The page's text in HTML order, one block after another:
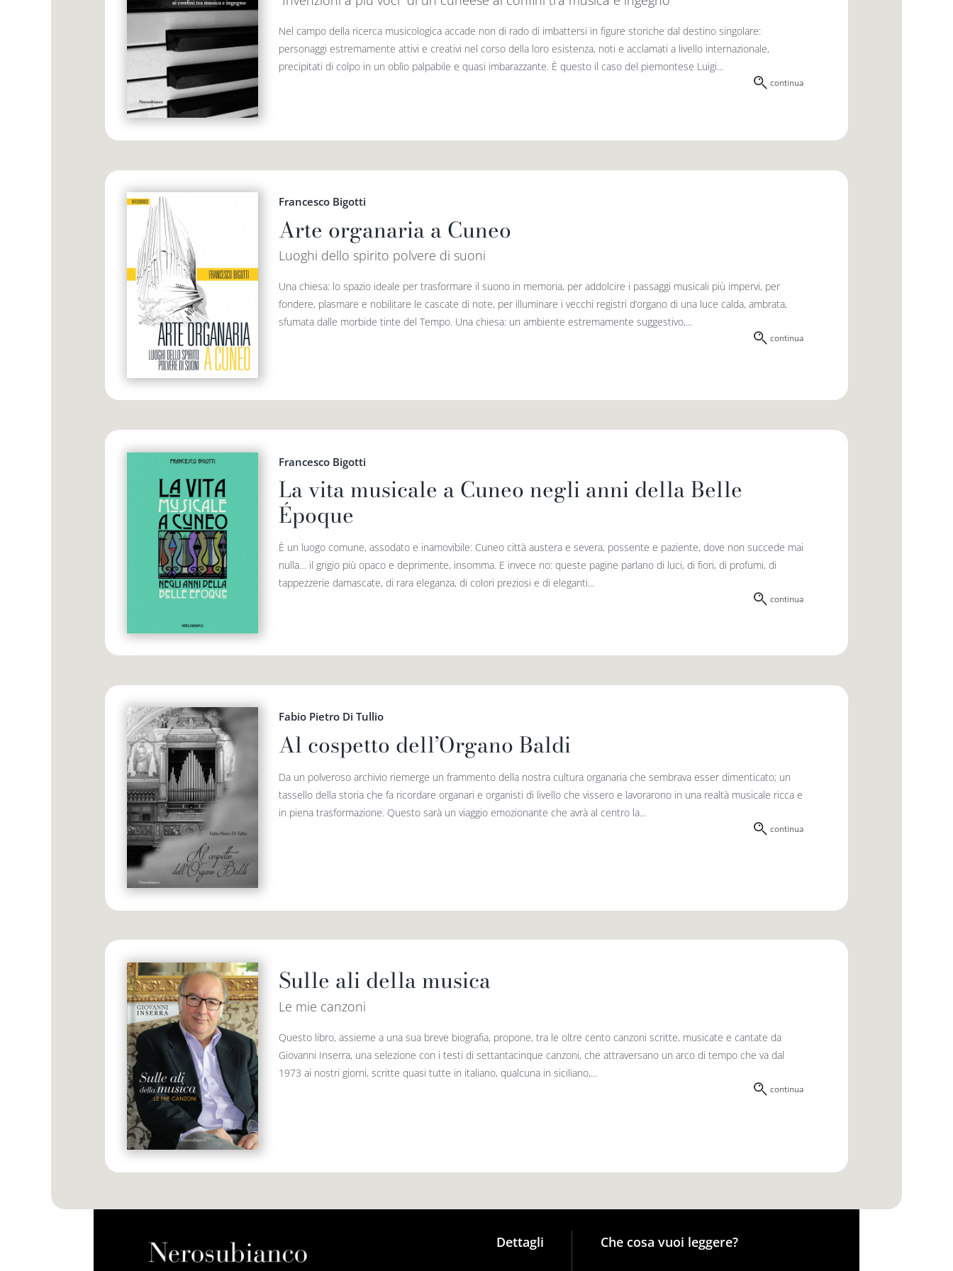
Nel campo della ricerca musicologica accade non di rado di imbattersi in figure storiche dal destino singolare:
personaggi estremamente attivi e creativi nel corso della loro esistenza, noti e acclamati a livello internazionale,
precipitati di colpo in un oblìo palpabile e quasi imbarazzante. È questo il caso del piemontese Luigi...
continua
Francesco Bigotti
Arte organaria a Cuneo
Luoghi dello spirito polvere di suoni
Una chiesa: lo spazio ideale per trasformare il suono in memoria, per addolcire i passaggi musicali più impervi, per
fondere, plasmare e nobilitare le cascate di note, per illuminare i vecchi registri d’organo di una luce calda, ambrata,
sfumata dalle morbide tinte del Tempo. Una chiesa: un ambiente estremamente suggestivo,...
continua
Francesco Bigotti
La vita musicale a Cuneo negli anni della Belle
Époque
È un luogo comune, assodato e inamovibile: Cuneo città austera e severa, possente e paziente, dove non succede mai
nulla… il grigio più opaco e deprimente, insomma. E invece no: queste pagine parlano di luci, di fiori, di profumi, di
tappezzerie damascate, di rara eleganza, di colori preziosi e di eleganti...
continua
Fabio Pietro Di Tullio
Al cospetto dell’Organo Baldi
Da un polveroso archivio riemerge un frammento della nostra cultura organaria che sembrava esser dimenticato; un
tassello della storia che fa ricordare organari e organisti di livello che vissero e lavorarono in una realtà musicale ricca e
in piena trasformazione. Questo sarà un viaggio emozionante che avrà al centro la...
continua
Sulle ali della musica
Le mie canzoni
Questo libro, assieme a una sua breve biografia, propone, tra le oltre cento canzoni scritte, musicate e cantate da
Giovanni Inserra, una selezione con i testi di settantacinque canzoni, che attraversano un arco di tempo che va dal
1973 ai nostri giorni, scritte quasi tutte in italiano, qualcuna in siciliano,...
continua
Dettagli Che cosa vuoi leggere?